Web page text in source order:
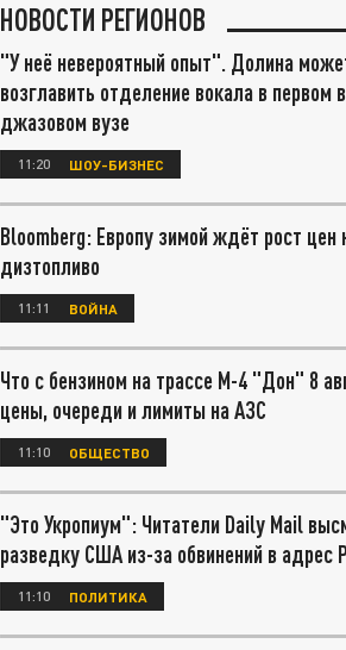
НОВОСТИ РЕГИОНОВ
"У неё невероятный опыт". Долина
возглавить отделение вокала в первом
джазовом вузе
11:20 ШОУ-БИЗНЕС
Bloomberg: Европу зимой ждёт рост цен
дизтопливо
11:11 ВОЙНА
Что с бензином на трассе М-4 "Дон" 8
цены, очереди и лимиты на АЗС
11:10 ОБЩЕСТВО
"Это Укропиум": Читатели Daily Mail
разведку США из-за обвинений в адрес
11:10 ПОЛИТИКА